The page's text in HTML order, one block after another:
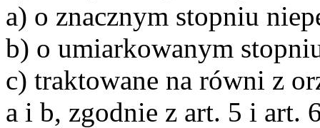
a) o znacznym stopniu
b) o umiarkowanym
c) traktowane na równi z
a i b, zgodnie z art. 5 i art.